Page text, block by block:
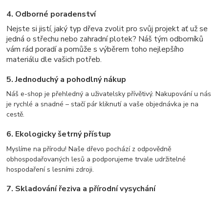
4. Odborné poradenství
Nejste si jistí, jaký typ dřeva zvolit pro svůj projekt ať už se
jedná o střechu nebo zahradní plotek? Náš tým odborníků
vám rád poradí a pomůže s výběrem toho nejlepšího
materiálu dle vašich potřeb.
5.Jednoduchý a pohodlný nákup
Náš e-shop je přehledný a uživatelsky přívětivý. Nakupování u nás
je rychlé a snadné – stačí pár kliknutí a vaše objednávka je na
cestě.
6. Ekologicky šetrný přístup
Myslíme na přírodu! Naše dřevo pochází z odpovědně
obhospodařovaných lesů a podporujeme trvale udržitelné
hospodaření s lesními zdroji.
7. Skladování řeziva a přírodní vysychání